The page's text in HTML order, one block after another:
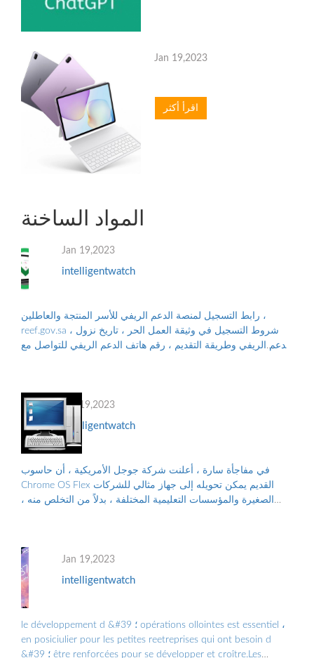
Jan 19,2023
اقرأ أكثر
المواد الساخنة
Jan 19,2023
intelligentwatch
رابط التسجيل لمنصة الدعم الريفي للأسر المنتجة والعاطلين ،
reef.gov.sa ، شروط التسجيل في وثيقة العمل الحر ، تاريخ نزول
الدعم الريفي وطريقة التقديم ، رقم هاتف الدعم الريفي للتواصل مع
Jan 19,2023
intelligentwatch
في مفاجأة سارة ، أعلنت شركة جوجل الأمريكية ، أن حاسوب
Chrome OS Flex القديم يمكن تحويله إلى جهاز مثالي للشركات
الصغيرة والمؤسسات التعليمية المختلفة ، بدلاً من التخلص منه ،
Jan 19,2023
intelligentwatch
le développement d &#39 ؛ opérations ollointes est essentiel ،
en posiciulier pour les petites reetreprises qui ont besoin d
&#39 ؛ être renforcées pour se développer et croître.Les